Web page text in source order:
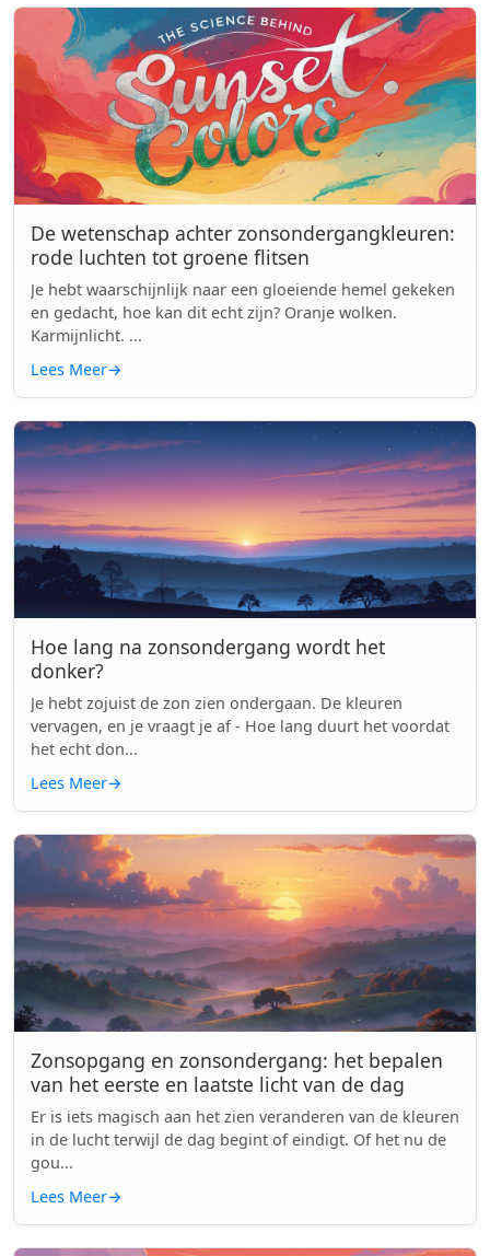
De wetenschap achter zonsondergangkleuren:
rode luchten tot groene flitsen
Je hebt waarschijnlijk naar een gloeiende hemel gekeken
en gedacht, hoe kan dit echt zijn? Oranje wolken.
Karmijnlicht. ...
Lees Meer→
Hoe lang na zonsondergang wordt het
donker?
Je hebt zojuist de zon zien ondergaan. De kleuren
vervagen, en je vraagt je af - Hoe lang duurt het voordat
het echt don...
Lees Meer→
Zonsopgang en zonsondergang: het bepalen
van het eerste en laatste licht van de dag
Er is iets magisch aan het zien veranderen van de kleuren
in de lucht terwijl de dag begint of eindigt. Of het nu de
gou...
Lees Meer→